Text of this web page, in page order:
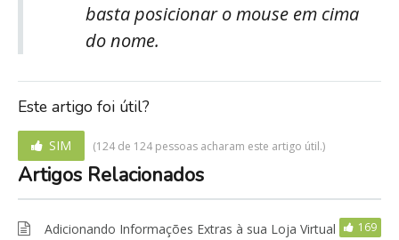
basta posicionar o mouse em cima
do nome.
Este artigo foi útil?
SIM (124 de 124 pessoas acharam este artigo útil.)
Artigos Relacionados
Adicionando Informações Extras à sua Loja Virtual 169